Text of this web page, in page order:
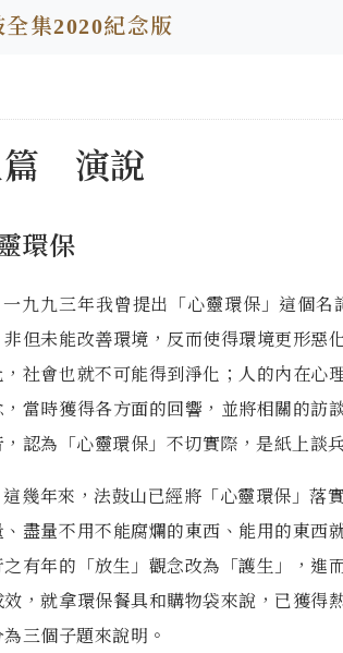
同存異
義派的認知
惱
全集2020紀念版
篇 演說
環保
一九九三年我曾提出「心靈環保」這個
非但未能改善環境，反而使得環境更形惡
社會也就不可能得到淨化；人的內在心
，當時獲得各方面的回響，並將相關的訪
，認為
「心靈環保」不切實際，是紙上談
這幾年來，法鼓山已經將「心靈環保」落
、盡量不用不能腐爛的東西、能用的東西
之有年的「放生」觀念改為「護生」，進
效，就拿環保餐具和購物袋來說，已獲得
為三個子題來說明。